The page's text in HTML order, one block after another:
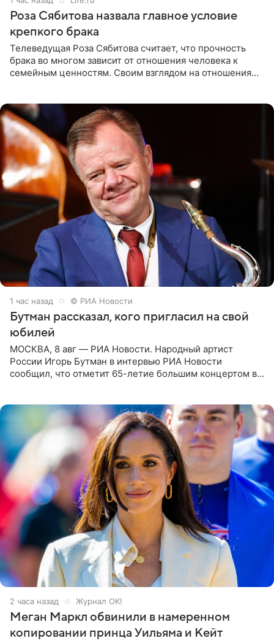
Роза Сябитова назвала главное условие
крепкого брака
Телеведущая Роза Сябитова считает, что прочность
брака во многом зависит от отношения человека к
семейным ценностям. Своим взглядом на отношения
1 час назад © РИА Новости
Бутман рассказал, кого пригласил на свой
юбилей
МОСКВА, 8 авг — РИА Новости. Народный артист
России Игорь Бутман в интервью РИА Новости
сообщил, что отметит 65-летие большим концертом в
2 часа назад Журнал OK!
Меган Маркл обвинили в намеренном
копировании принца Уильяма и Кейт